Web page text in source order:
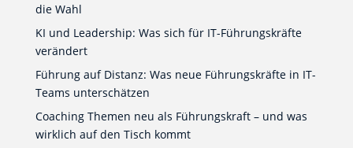
die Wahl
KI und Leadership: Was sich für IT-Führungskräfte
verändert
Führung auf Distanz: Was neue Führungskräfte in IT-
Teams unterschätzen
Coaching Themen neu als Führungskraft – und was
wirklich auf den Tisch kommt